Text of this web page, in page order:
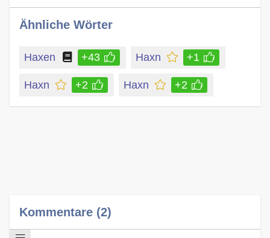
Ähnliche Wörter
Haxen +43 Haxn +1
Haxn +2 Haxn +2
Kommentare (2)